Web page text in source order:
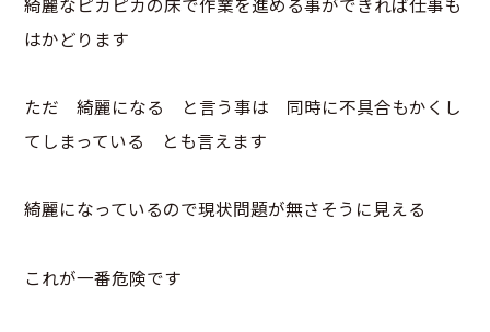
はかどります
ただ 綺麗になる と言う事は 同時に不具合もかくし
てしまっている とも言えます
綺麗になっているので現状問題が無さそうに見える
これが一番危険です